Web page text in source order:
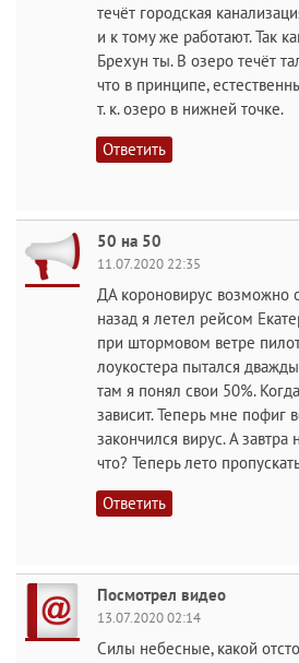
течёт городская
и к тому же работают. Так
Брехун ты. В озеро течёт
что в принципе,
т. к. озеро в нижней точке.
Ответить
50 на 50
11.07.2020 22:35
ДА короновирус возможно
назад я летел рейсом
при штормовом ветре
лоукостера пытался
там я понял свои 50%.
зависит. Теперь мне пофиг
закончился вирус. А завтра
что? Теперь лето
Ответить
Посмотрел видео
13.07.2020 02:14
Силы небесные, какой